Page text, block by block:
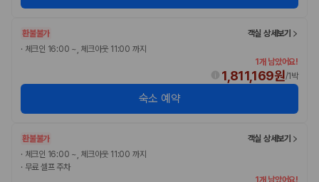
환불불가
객실 상세보기
· 체크인 16:00 ~, 체크아웃 11:00 까지
1개 남았어요!
1,811,169원/1박
숙소 예약
환불불가
객실 상세보기
· 체크인 16:00 ~, 체크아웃 11:00 까지
· 무료 셀프 주차
1개 남았어요!